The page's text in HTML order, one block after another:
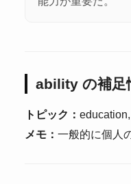
ability の補足
トピック：
メモ： 一般的に個人